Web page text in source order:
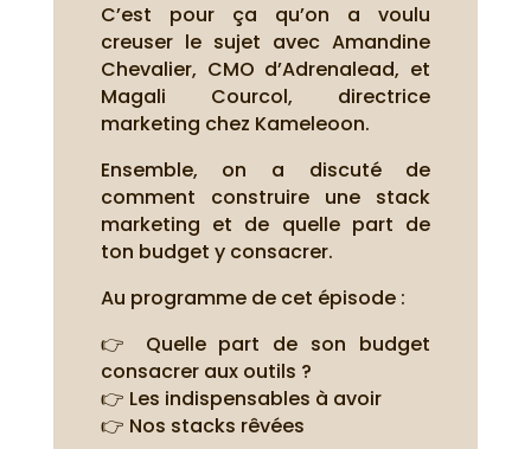
C’est pour ça qu’on a voulu
creuser le sujet avec Amandine
Chevalier, CMO d’Adrenalead, et
Magali Courcol, directrice
marketing chez Kameleoon.
Ensemble, on a discuté de
comment construire une stack
marketing et de quelle part de
ton budget y consacrer.
Au programme de cet épisode :
👉 Quelle part de son budget
consacrer aux outils ?
👉 Les indispensables à avoir
👉 Nos stacks rêvées